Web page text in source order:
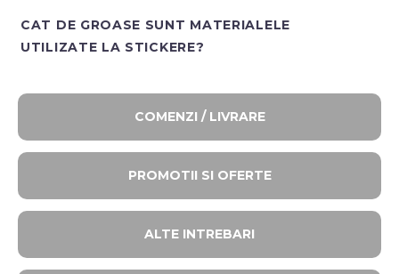
CAT DE GROASE SUNT MATERIALELE
UTILIZATE LA STICKERE?
COMENZI / LIVRARE
PROMOTII SI OFERTE​
ALTE INTREBARI​